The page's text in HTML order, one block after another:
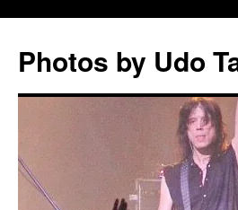
springen
Photos by Udo